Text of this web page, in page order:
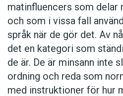
matinfluencers som delar
och som i vissa fall
språk när de gör det. Av
det en kategori som
de är. De är minsann inte
ordning och reda som
med instruktioner för hur